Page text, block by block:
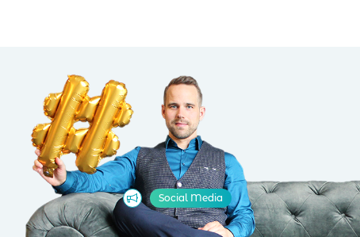
Social Media